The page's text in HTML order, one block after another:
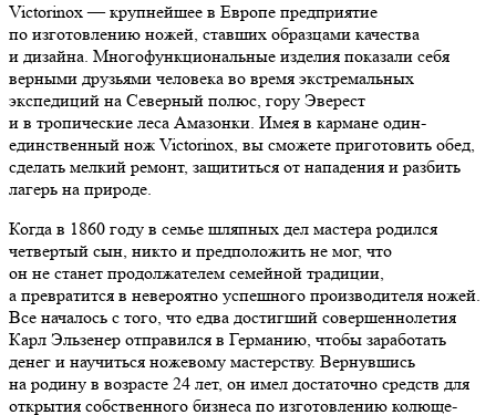
Victorinox — крупнейшее в Европе предприятие
по изготовлению ножей, ставших образцами качества
и дизайна. Многофункциональные изделия показали себя
верными друзьями человека во время экстремальных
экспедиций на Северный полюс, гору Эверест
и в тропические леса Амазонки. Имея в кармане один-
единственный нож Victorinox, вы сможете приготовить обед,
сделать мелкий ремонт, защититься от нападения и разбить
лагерь на природе.
Когда в 1860 году в семье шляпных дел мастера родился
четвертый сын, никто и предположить не мог, что
он не станет продолжателем семейной традиции,
а превратится в невероятно успешного производителя ножей.
Все началось с того, что едва достигший совершеннолетия
Карл Эльзенер отправился в Германию, чтобы заработать
денег и научиться ножевому мастерству. Вернувшись
на родину в возрасте 24 лет, он имел достаточно средств для
открытия собственного бизнеса по изготовлению колюще-